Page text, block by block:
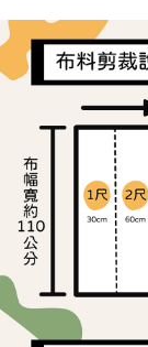
３．安心：先確認商
【「AFTEE先享後付
１．於結帳方式選
結帳頁面，進行簡
２．訂單成立數日
３．收到繳費通知
ATM／網路銀行／等
※ 請注意：結帳手續
購買商品的店家。未
後付繳納相關費用。
※ 交易是否成功請
是否繳費成功／繳
客戶支援中心」
【注意事項】
１．透過由恩沛科
全家取貨付款
每筆NT$65，滿
每筆NT$65，滿
宅配
每筆NT$150，滿
離島宅配
每筆NT$240